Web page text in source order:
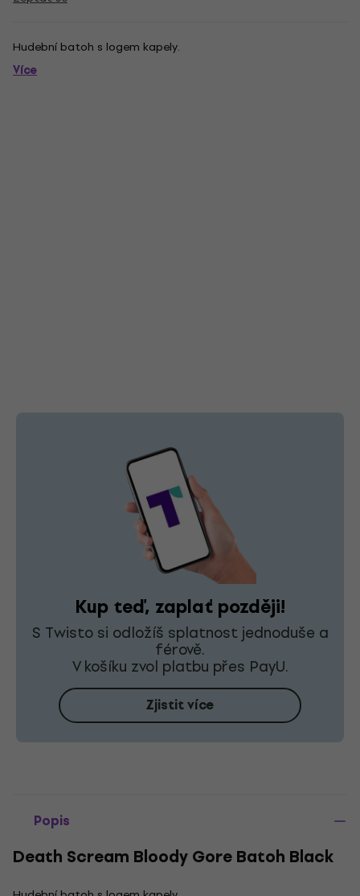
Hudební batoh s logem kapely.
Více
Kup teď, zaplať později!
S Twisto si odložíš splatnost jednoduše a
férově.
V košíku zvol platbu přes PayU.
Zjistit více
Popis
Death Scream Bloody Gore Batoh Black